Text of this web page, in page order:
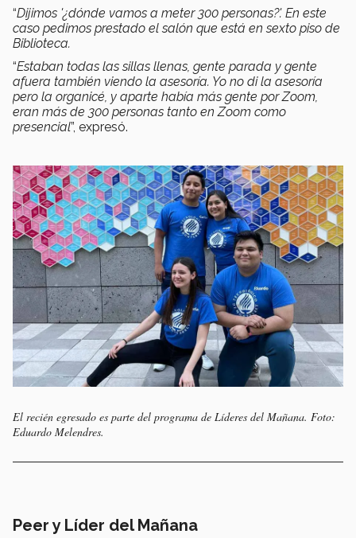
“Dijimos '¿dónde vamos a meter 300 personas?'. En este
caso pedimos prestado el salón que está en sexto piso de
Biblioteca.
“Estaban todas las sillas llenas, gente parada y gente
afuera también viendo la asesoría. Yo no di la asesoría
pero la organicé, y aparte había más gente por Zoom,
eran más de 300 personas tanto en Zoom como
presencial”, expresó.
El recién egresado es parte del programa de Líderes del Mañana. Foto:
Eduardo Melendres.
Peer y Líder del Mañana